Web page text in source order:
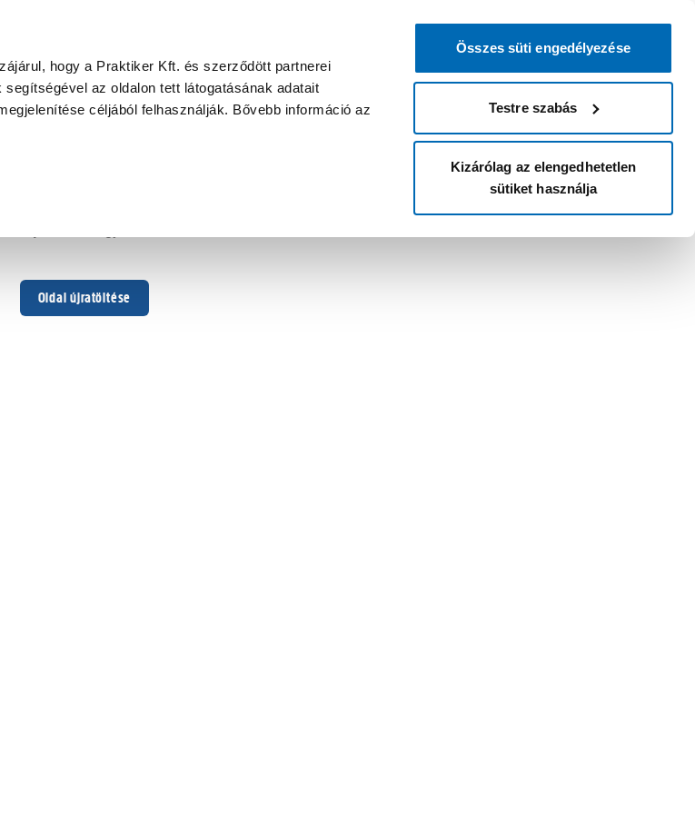
hogy a Praktiker Kft. és szerződött partnerei
az oldalon tett látogatásának adatait
céljából felhasználják. Bővebb információ az
Összes süti engedélyezése
Testre szabás
Kizárólag az elengedhetetlen
sütiket használja
Oldal újratöltése